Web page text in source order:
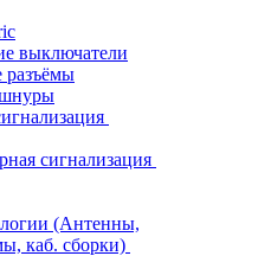
выключатели
разъёмы
сигнализация
(Антенны,
каб. сборки)